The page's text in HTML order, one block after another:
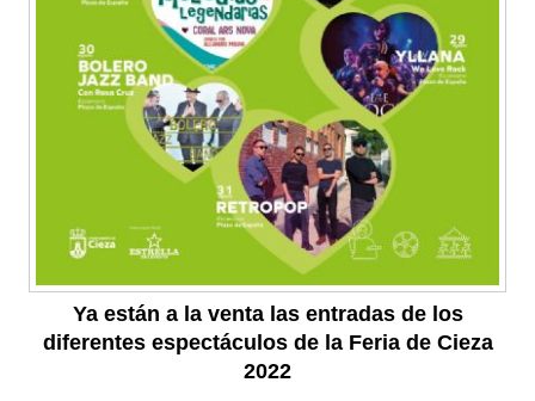
Ya están a la venta las entradas de los
diferentes espectáculos de la Feria de Cieza
2022